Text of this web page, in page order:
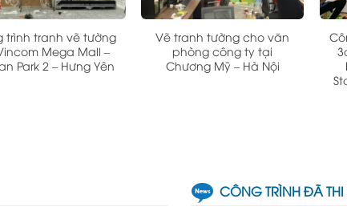
trình tranh vẽ tường
Mega Mall –
Park 2 – Hưng Yên
Vẽ tranh tường cho văn
phòng công ty tại
Chương Mỹ – Hà Nội
CÔNG TRÌNH ĐÃ